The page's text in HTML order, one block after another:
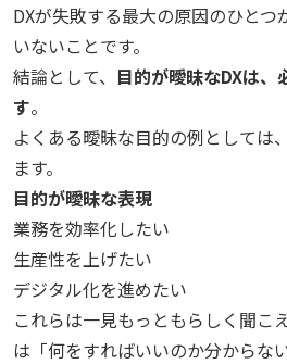
DXが失敗する最大の原因のひとつ
いないことです。
結論として、 目的が曖昧なDXは
す。
よくある曖昧な目的の例としては
ます。
目的が曖昧な表現
業務を効率化したい
生産性を上げたい
デジタル化を進めたい
これらは一見もっともらしく聞こ
は「何をすればいいのか分からな